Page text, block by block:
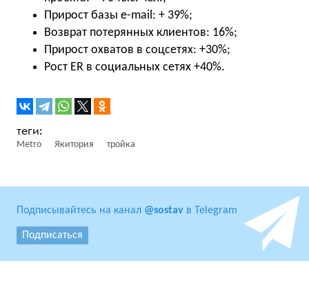
Прирост базы e-mail: + 39%;
Возврат потерянных клиентов: 16%;
Прирост охватов в соцсетях: +30%;
Рост ER в социальных сетях +40%.
Metro Якитория тройка
Подписывайтесь на канал @sostav в Telegram
Подписаться